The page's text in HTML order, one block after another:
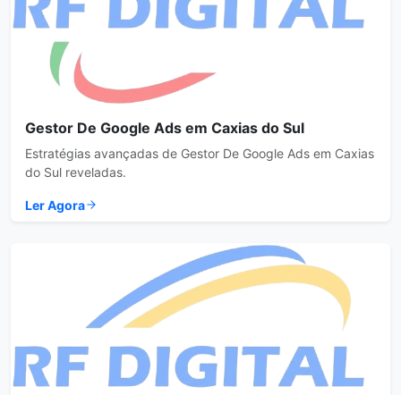
Gestor De Google Ads em Caxias do Sul
Estratégias avançadas de Gestor De Google Ads em Caxias
do Sul reveladas.
Ler Agora